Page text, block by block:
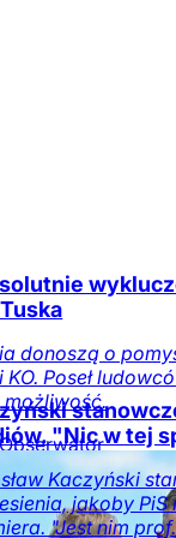
donoszą o
KO. Poseł
możliwość.
Obserwator"Nic w tej
Kaczyński
jakoby
"Jest nim